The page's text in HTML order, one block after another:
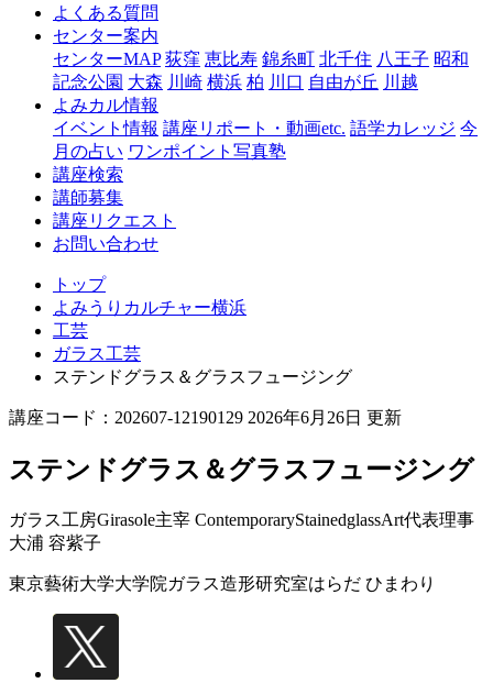
浜
よくある質問
センター案内
センターMAP 荻窪 恵比寿 錦糸町 北千住 八王子 昭和
記念公園 大森 川崎 横浜 柏 川口 自由が丘 川越
よみカル情報
イベント情報 講座リポート・動画etc. 語学カレッジ 今
月の占い ワンポイント写真塾
講座検索
講師募集
講座リクエスト
お問い合わせ
トップ
よみうりカルチャー横浜
工芸
ガラス工芸
ステンドグラス＆グラスフュージング
講座コード：202607-12190129 2026年6月26日 更新
ステンドグラス＆グラスフュージング
ガラス工房Girasole主宰 ContemporaryStainedglassArt代表理事
大浦 容紫子
東京藝術大学大学院ガラス造形研究室はらだ ひまわり